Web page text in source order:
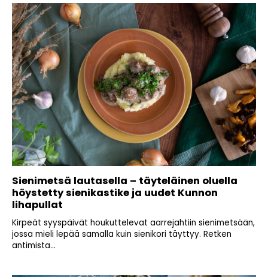
Sienimetsä lautasella – täyteläinen oluella
höystetty sienikastike ja uudet Kunnon
lihapullat
Kirpeät syyspäivät houkuttelevat aarrejahtiin sienimetsään,
jossa mieli lepää samalla kuin sienikori täyttyy. Retken
antimista...